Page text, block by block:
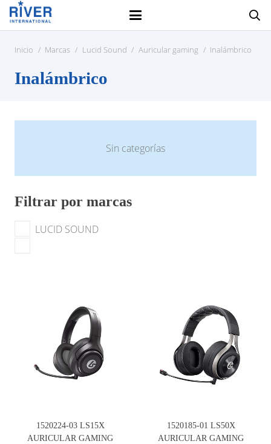
Inicio / Marcas / Lucid Sound / Auricular gaming / Inalámbrico
Inalámbrico
Sin categorías
Filtrar por marcas
LUCID SOUND
1520224-03 LS15X
AURICULAR GAMING
1520185-01 LS50X
AURICULAR GAMING